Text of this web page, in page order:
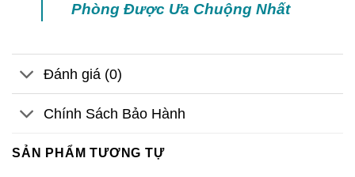
Phòng Được Ưa Chuộng Nhất
Đánh giá (0)
Chính Sách Bảo Hành
SẢN PHẨM TƯƠNG TỰ